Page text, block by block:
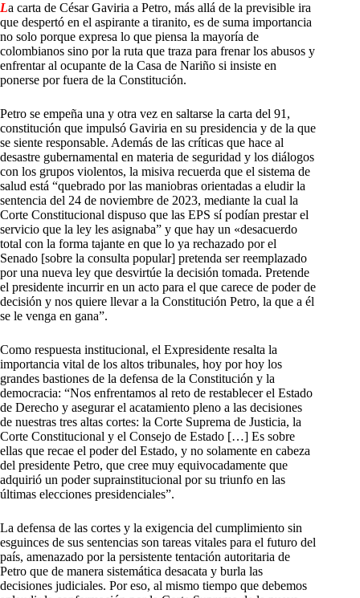
La carta de César Gaviria a Petro, más allá de la previsible ira
que despertó en el aspirante a tiranito, es de suma importancia
no solo porque expresa lo que piensa la mayoría de
colombianos sino por la ruta que traza para frenar los abusos y
enfrentar al ocupante de la Casa de Nariño si insiste en
ponerse por fuera de la Constitución.
Petro se empeña una y otra vez en saltarse la carta del 91,
constitución que impulsó Gaviria en su presidencia y de la que
se siente responsable. Además de las críticas que hace al
desastre gubernamental en materia de seguridad y los diálogos
con los grupos violentos, la misiva recuerda que el sistema de
salud está “quebrado por las maniobras orientadas a eludir la
sentencia del 24 de noviembre de 2023, mediante la cual la
Corte Constitucional dispuso que las EPS sí podían prestar el
servicio que la ley les asignaba” y que hay un «desacuerdo
total con la forma tajante en que lo ya rechazado por el
Senado [sobre la consulta popular] pretenda ser reemplazado
por una nueva ley que desvirtúe la decisión tomada. Pretende
el presidente incurrir en un acto para el que carece de poder de
decisión y nos quiere llevar a la Constitución Petro, la que a él
se le venga en gana”.
Como respuesta institucional, el Expresidente resalta la
importancia vital de los altos tribunales, hoy por hoy los
grandes bastiones de la defensa de la Constitución y la
democracia: “Nos enfrentamos al reto de restablecer el Estado
de Derecho y asegurar el acatamiento pleno a las decisiones
de nuestras tres altas cortes: la Corte Suprema de Justicia, la
Corte Constitucional y el Consejo de Estado […] Es sobre
ellas que recae el poder del Estado, y no solamente en cabeza
del presidente Petro, que cree muy equivocadamente que
adquirió un poder suprainstitucional por su triunfo en las
últimas elecciones presidenciales”.
La defensa de las cortes y la exigencia del cumplimiento sin
esguinces de sus sentencias son tareas vitales para el futuro del
país, amenazado por la persistente tentación autoritaria de
Petro que de manera sistemática desacata y burla las
decisiones judiciales. Por eso, al mismo tiempo que debemos